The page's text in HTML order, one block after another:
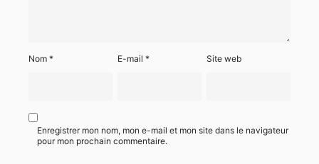
Nom * E-mail* Site web
Enregistrer mon nom, mon e-mail et mon site dans le navigateur
pour mon prochain commentaire.